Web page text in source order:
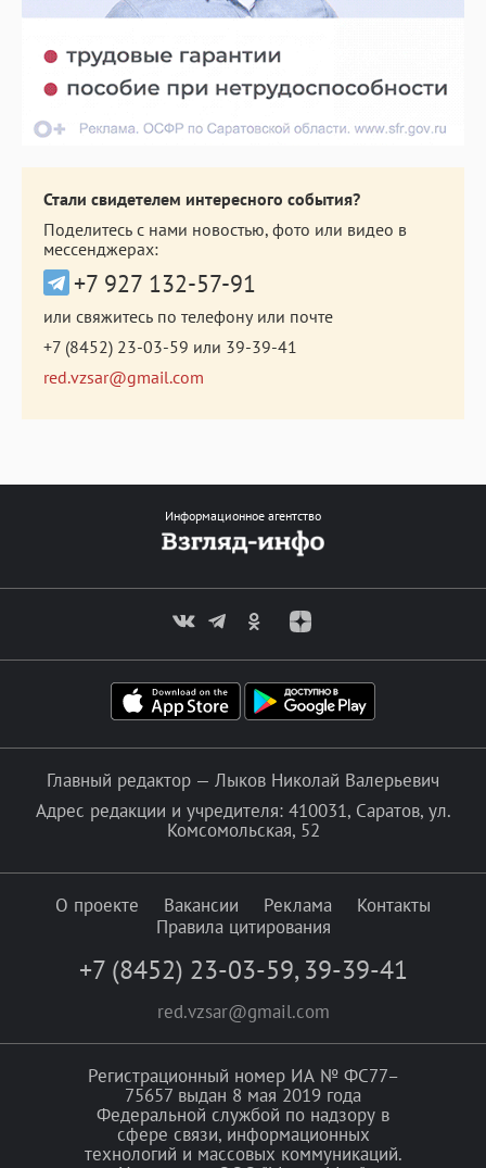
Стали свидетелем интересного события?
Поделитесь с нами новостью, фото или видео в
мессенджерах:
+7 927 132-57-91
или свяжитесь по телефону или почте
+7 (8452) 23-03-59 или 39-39-41
red.vzsar@gmail.com
Информационное агентство
Главный редактор — Лыков Николай Валерьевич
Адрес редакции и учредителя: 410031, Саратов, ул.
Комсомольская, 52
О проекте Вакансии Реклама
Контакты
Правила цитирования
+7 (8452) 23-03-59, 39-39-41
red.vzsar@gmail.com
Регистрационный номер ИА № ФС77–
75657 выдан 8 мая 2019 года
Федеральной службой по надзору в
сфере связи, информационных
технологий и массовых коммуникаций.